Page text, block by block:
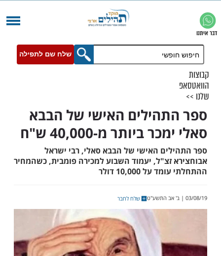
שלח שם לתפילה
האישי של הבבא
ביותר מ-40,000 ש"ח
זצ"ל, יעמוד השבוע למכירה פומבית, כשהמחיר
שלח לחבר